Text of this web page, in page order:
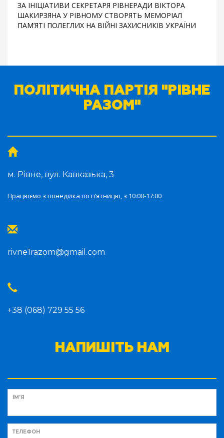
ЗА ІНІЦІАТИВИ СЕКРЕТАРЯ РІВНЕРАДИ ВІКТОРА
ШАКИРЗЯНА У РІВНОМУ СТВОРЯТЬ МЕМОРІАЛ
ПАМ’ЯТІ ПОЛЕГЛИХ НА ВІЙНІ ЗАХИСНИКІВ УКРАЇНИ
ПОЛІТИЧНА ПАРТІЯ "РІВНЕ
РАЗОМ"
м. Рівне, вул. Кавказька, 3
Працюємо з понеділка по п‘ятницю, з 10:00-17:00
rivne1razom@gmail.com
+38 (068) 729 55 56
НАПИШІТЬ НАМ
ІМ'Я
ТЕЛЕФОН